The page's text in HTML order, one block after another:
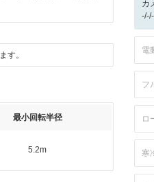
す。
最小回転半径
5.2m
カ
電
フ
ロ
寒